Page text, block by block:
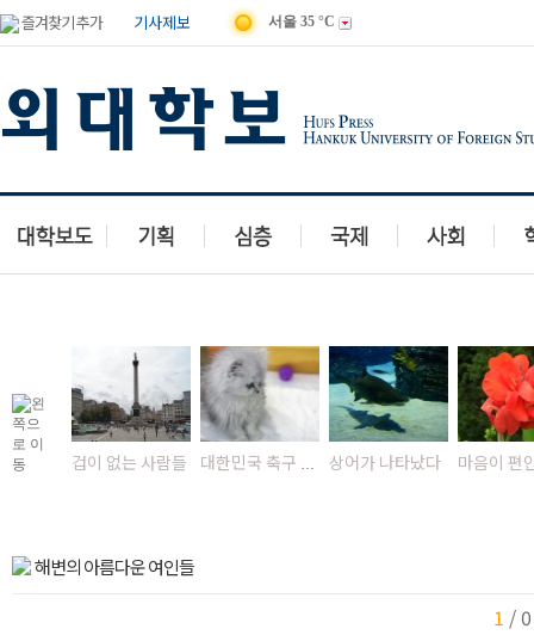
즐겨찾기 추가 기사제보 서울 35 °C
겁이 없는 사람들 대한민국 축구 역사 상어가 나타났다
해변의 아름다운 여인들
1 /0